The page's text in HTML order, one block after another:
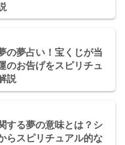
の夢占い！宝くじが当
のお告げをスピリチュ
説
する夢の意味とは？シ
らスピリチュアル的な